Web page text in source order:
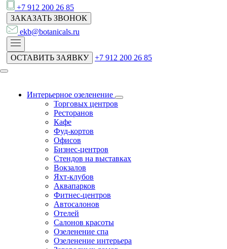
+7 912 200 26 85
ЗАКАЗАТЬ ЗВОНОК
ekb@botanicals.ru
ОСТАВИТЬ ЗАЯВКУ +7 912 200 26 85
Интерьерное озеленение
Торговых центров
Ресторанов
Кафе
Фуд-кортов
Офисов
Бизнес-центров
Стендов на выставках
Вокзалов
Яхт-клубов
Аквапарков
Фитнес-центров
Автосалонов
Отелей
Салонов красоты
Озеленение спа
Озеленение интерьера